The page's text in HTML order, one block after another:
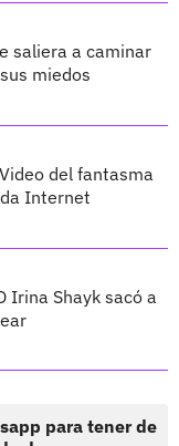
saliera a caminar
miedos
del fantasma
Internet
Irina Shayk sacó a
para tener de